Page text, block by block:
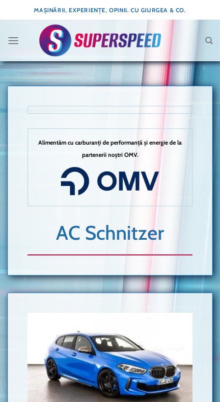
to
MAȘINĂRII, EXPERIENȚE, OPINII. CU GIURGEA & CO.
Alimentăm cu carburanți de performanță și energie de la
partenerii noștri OMV.
AC Schnitzer